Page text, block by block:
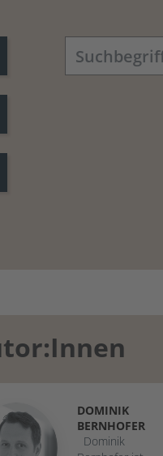
DOMINIK
BERNHOFER
Dominik